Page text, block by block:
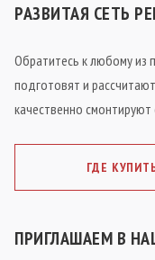
РАЗВИТАЯ СЕТЬ
Обратитесь к любому из
подготовят и
качественно
ГДЕ
ПРИГЛАШАЕМ В